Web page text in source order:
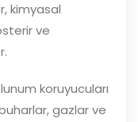
kimyasal
ve
koruyucuları
gazlar ve